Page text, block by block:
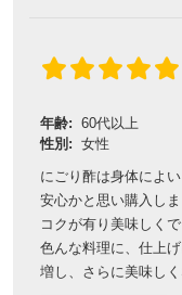
年齢: 60代以上
性別: 女性
にごり酢は身体によ
安心かと思い購入し
コクが有り美味しくで
色んな料理に、仕上
増し、さらに美味しく